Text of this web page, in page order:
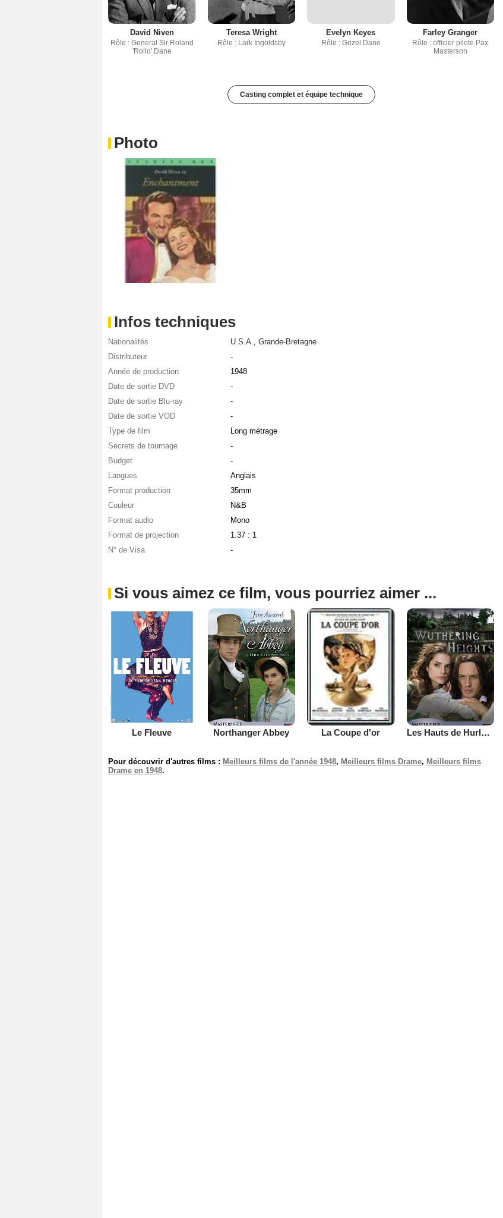
David Niven
Rôle : General Sir Roland
'Rollo' Dane
Teresa Wright
Rôle : Lark Ingoldsby
Evelyn Keyes
Rôle : Grizel Dane
Farley Granger
Rôle : officier pilote Pax
Masterson
Casting complet et équipe technique
Photo
Infos techniques
Nationalités U.S.A., Grande-Bretagne
Distributeur
-
Année de production
1948
Date de sortie DVD
-
Date de sortie Blu-ray
-
Date de sortie VOD
-
Type de film
Long métrage
Secrets de tournage
-
Budget
-
Langues
Anglais
Format production
35mm
Couleur
N&B
Format audio
Mono
Format de projection
1.37 : 1
N° de Visa
-
Si vous aimez ce film, vous pourriez aimer ...
Le Fleuve Northanger Abbey La Coupe d'or Les Hauts de Hurlevent
Pour découvrir d'autres films : Meilleurs films de l'année 1948, Meilleurs films Drame, Meilleurs films
Drame en 1948.